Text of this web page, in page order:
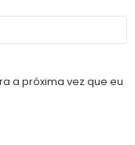
a próxima vez que eu